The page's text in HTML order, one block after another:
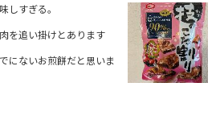
しすぎる。
を追い掛けとあります
にないお煎餅だと思いま